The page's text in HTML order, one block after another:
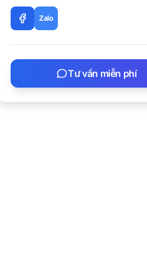
Zalo
Tư vấn miễn phí